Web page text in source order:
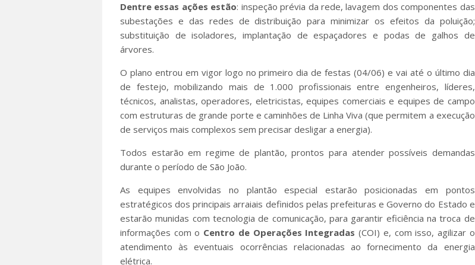
Dentre essas ações estão: inspeção prévia da rede, lavagem dos componentes das
subestações e das redes de distribuição para minimizar os efeitos da poluição;
substituição de isoladores, implantação de espaçadores e podas de galhos de
árvores.
O plano entrou em vigor logo no primeiro dia de festas (04/06) e vai até o último dia
de festejo, mobilizando mais de 1.000 profissionais entre engenheiros, líderes,
técnicos, analistas, operadores, eletricistas, equipes comerciais e equipes de campo
com estruturas de grande porte e caminhões de Linha Viva (que permitem a execução
de serviços mais complexos sem precisar desligar a energia).
Todos estarão em regime de plantão, prontos para atender possíveis demandas
durante o período de São João.
As equipes envolvidas no plantão especial estarão posicionadas em pontos
estratégicos dos principais arraiais definidos pelas prefeituras e Governo do Estado e
estarão munidas com tecnologia de comunicação, para garantir eficiência na troca de
informações com o Centro de Operações Integradas (COI) e, com isso, agilizar o
atendimento às eventuais ocorrências relacionadas ao fornecimento da energia
elétrica.